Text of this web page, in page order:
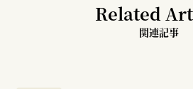
Related
関連記事